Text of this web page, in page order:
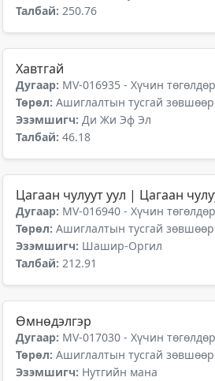
Талбай: 250.76
Хавтгай
Дугаар: MV-016935 - Хүчин төгөлдөр
Төрөл: Ашиглалтын тусгай
Эзэмшигч: Ди Жи Эф Эл
Талбай: 46.18
Цагаан чулуут уул | Цагаан
Дугаар: MV-016940 - Хүчин төгөлдөр
Төрөл: Ашиглалтын тусгай
Эзэмшигч: Шашир-Оргил
Талбай: 212.91
Өмнөдэлгэр
Дугаар: MV-017030 - Хүчин төгөлдөр
Төрөл: Ашиглалтын тусгай
Эзэмшигч: Нутгийн мана